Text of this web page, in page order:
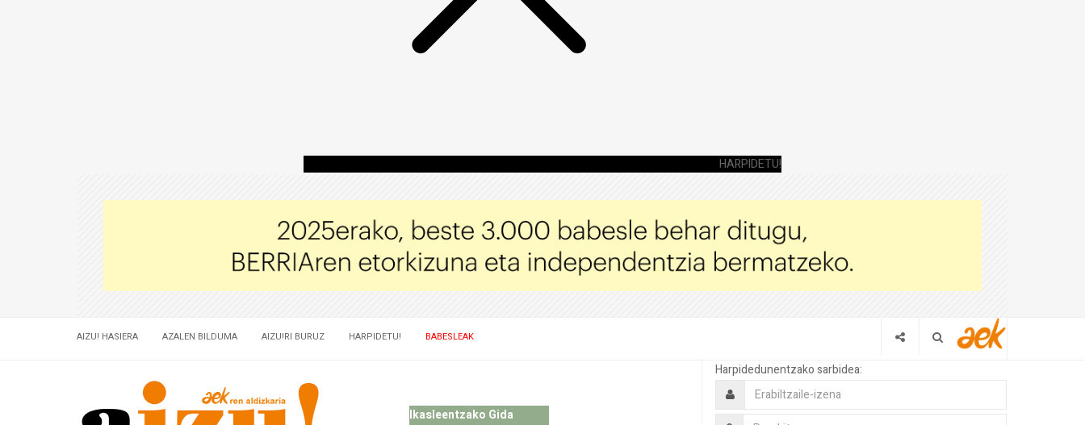
HARPIDETU!
AIZU! HASIERA AZALEN BILDUMA AIZU!RI BURUZ HARPIDETU! BABESLEAK
Ikasleentzako Gida
Harpidedunentzako sarbidea: